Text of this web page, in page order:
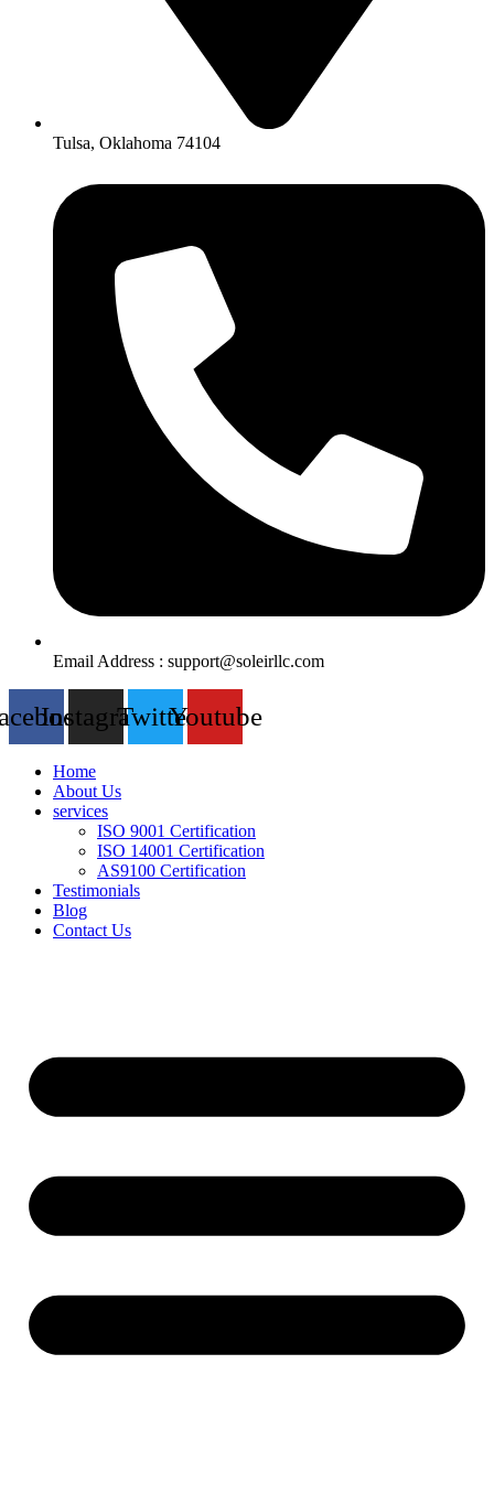
Tulsa, Oklahoma 74104
Email Address : support@soleirllc.com
InstagramTwitterYoutube
Home
About Us
services
ISO 9001 Certification
ISO 14001 Certification
AS9100 Certification
Testimonials
Blog
Contact Us